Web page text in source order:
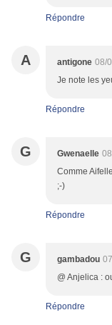
Répondre
A antigone 08/
Je note les
Répondre
G Gwenaelle
Comme
;-)
Répondre
G gambadou
@ Anjelica :
Répondre